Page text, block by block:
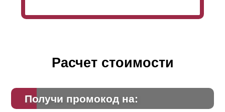
Расчет стоимости
Получи промокод на: